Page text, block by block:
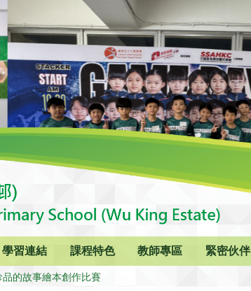
學習連結 課程特色 教師專區 緊密伙伴
的故事繪本創作比賽